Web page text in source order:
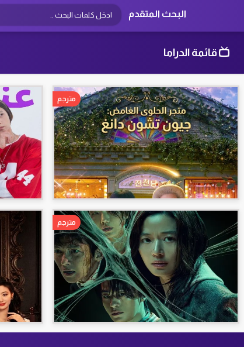
البحث المتقدم
قائمة الدراما
مترجم
مترجم